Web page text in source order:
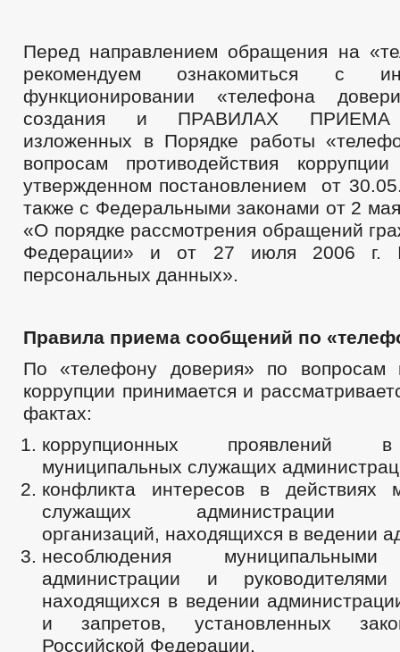
Перед направлением обращения на
рекомендуем ознакомиться с
функционировании «телефона
создания и ПРАВИЛАХ
изложенных в Порядке работы
вопросам противодействия
утвержденном постановлением от
также с Федеральными законами от 2
«О порядке рассмотрения обращений
Федерации» и от 27 июля 2006
персональных данных».
Правила приема сообщений по
По «телефону доверия» по вопросам
коррупции принимается и
фактах:
коррупционных проявлений
муниципальных служащих
конфликта интересов в действиях
служащих администрации
организаций, находящихся в ведении
несоблюдения
администрации и руководителями
находящихся в ведении
и запретов, установленных
Российской Федерации.